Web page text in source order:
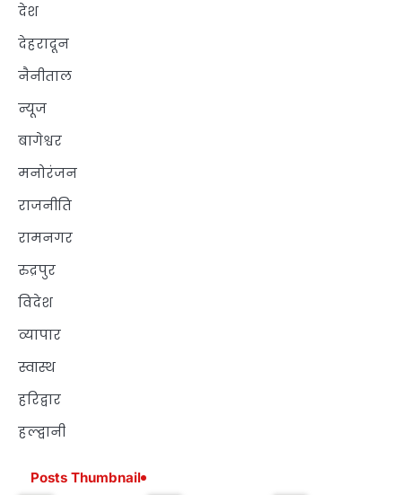
देश
देहरादून
नैनीताल
न्यूज
बागेश्वर
मनोरंजन
राजनीति
रामनगर
रुद्रपुर
विदेश
व्यापार
स्वास्थ
हरिद्वार
हल्द्वानी
Posts Thumbnail